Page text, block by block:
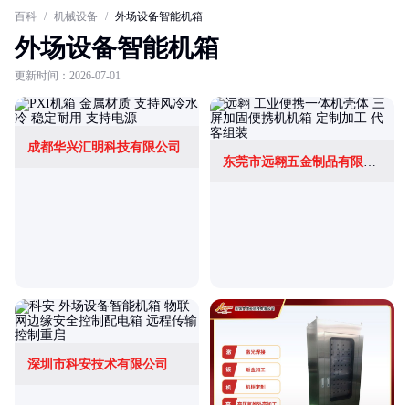
百科 / 机械设备 / 外场设备智能机箱
外场设备智能机箱
更新时间：2026-07-01
成都华兴汇明科技有限公司
东莞市远翱五金制品有限公司
深圳市科安技术有限公司